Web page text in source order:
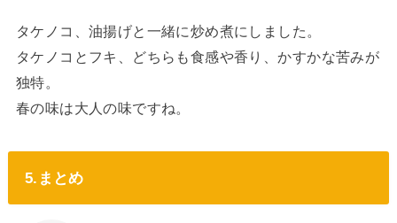
タケノコ、油揚げと一緒に炒め煮にしました。
タケノコとフキ、どちらも食感や香り、かすかな苦みが
独特。
春の味は大人の味ですね。
5.まとめ